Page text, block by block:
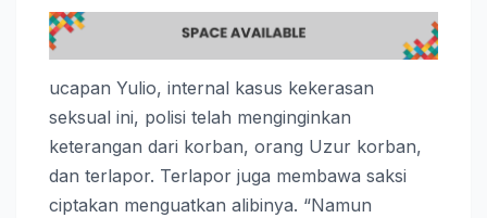
ucapan Yulio, internal kasus kekerasan
seksual ini, polisi telah menginginkan
keterangan dari korban, orang Uzur korban,
dan terlapor. Terlapor juga membawa saksi
ciptakan menguatkan alibinya. “Namun